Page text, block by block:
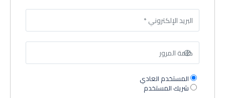
المستخدم العادي
شريك المستخدم